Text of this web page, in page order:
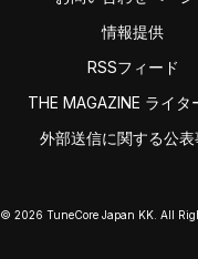
情報提供
RSSフィード
THE MAGAZINE ライタ
外部送信に関する公
© 2026 TuneCore Japan KK. All